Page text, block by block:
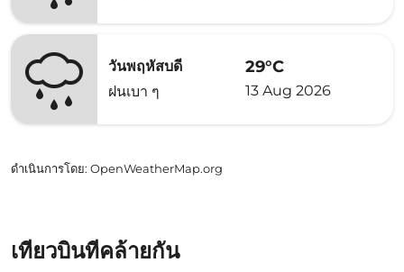
วันพฤหัสบดี
ฝนเบา ๆ
29°C
13 Aug 2026
ดำเนินการโดย: OpenWeatherMap.org
เที่ยวบินที่คล้ายกัน